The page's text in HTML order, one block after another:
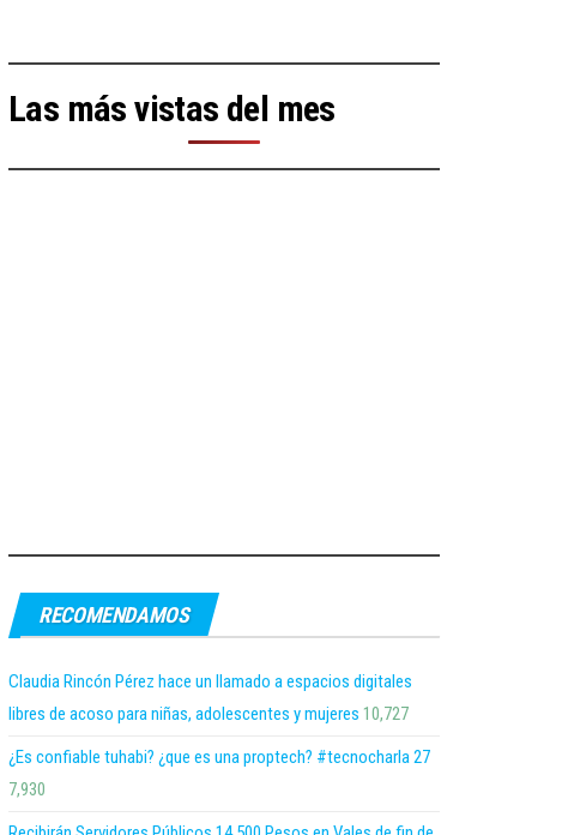
Las más vistas del mes
RECOMENDAMOS
Claudia Rincón Pérez hace un llamado a espacios digitales
libres de acoso para niñas, adolescentes y mujeres 10,727
¿Es confiable tuhabi? ¿que es una proptech? #tecnocharla 27
7,930